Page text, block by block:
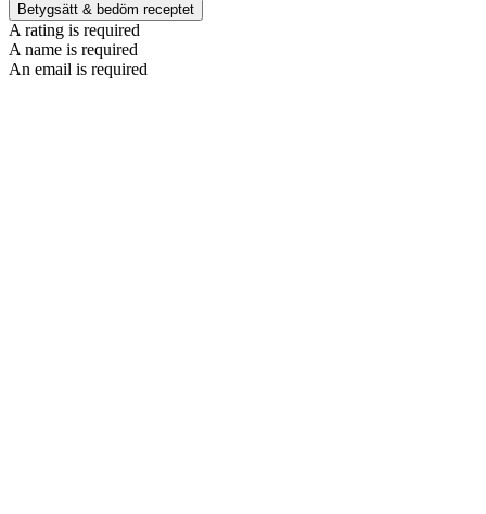
Betygsätt & bedöm receptet
A rating is required
A name is required
An email is required